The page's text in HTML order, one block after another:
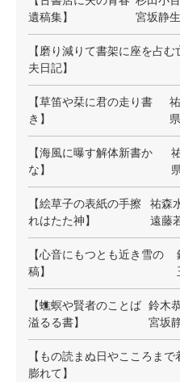
遺稿集】
宮坂静
【磨り減りて書架に座を占む
夫日記】
【草笛や栞に君の走り書
き】
県
【海風に曝す解体新書か
な】
【絵草子の表紙の手擦
れはたた神】
祐森
遠藤
【心音にもつとも近き雪の
稿】
【蟭螟や賢者のことば
溢るる書】
鈴木
宮坂
【もの読まぬ日やこころまで
膨れて】